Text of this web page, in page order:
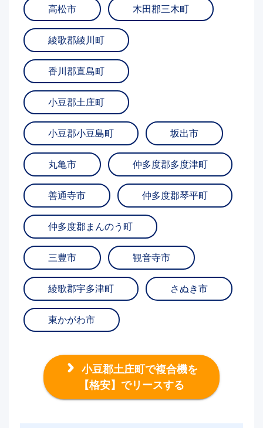
高松市 木田郡三木町
綾歌郡綾川町
香川郡直島町
小豆郡土庄町
小豆郡小豆島町 坂出市
丸亀市 仲多度郡多度津町
善通寺市 仲多度郡琴平町
仲多度郡まんのう町
三豊市 観音寺市
綾歌郡宇多津町 さぬき市
東かがわ市
小豆郡土庄町で複合機を
【格安】でリースする